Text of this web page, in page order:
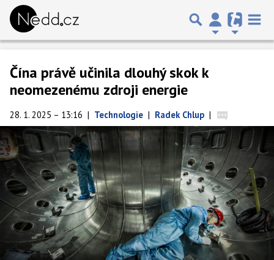
Čína právě učinila dlouhý skok k
neomezenému zdroji energie
28. 1. 2025 – 13:16 | Technologie | Radek Chlup |